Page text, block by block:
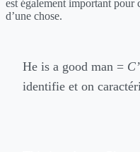
est également important pour
d’une chose.
He is a good man =
identifie et on